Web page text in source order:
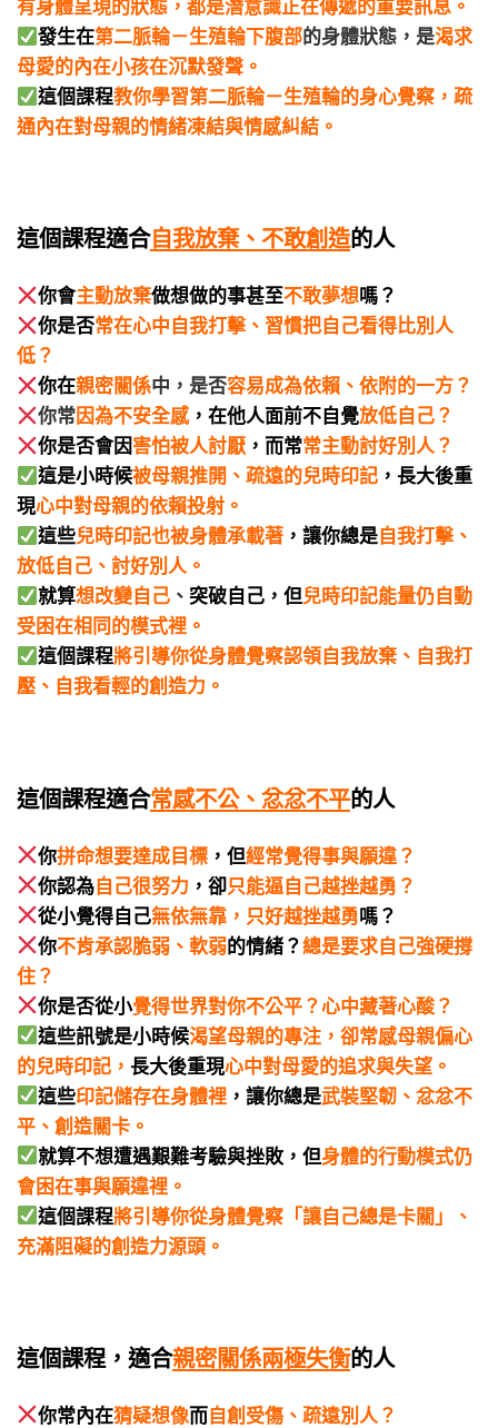
發生在第二脈輪－生殖輪下腹部的身體狀態 ，是渴求
母愛的內在小孩在沉默發聲。
這個課程教你學習第二脈輪－生殖輪的身心覺察，疏
通內在對母親的情緒凍結與情感糾結。
這個課程適合自我放棄、不敢創造的人
你會主動放棄做想做的事甚至不敢夢想嗎？
你是否常在心中自我打擊、習慣把自己看得比別人
低？
你在親密關係中，是否容易成為依賴、依附的一方？
你常因為不安全感，在他人面前不自覺放低自己？
你是否會因害怕被人討厭 ，而常常主動討好別人？
這是小時候被母親推開、疏遠的兒時印記 ，長大後重
現心中對母親的依賴投射。
這些兒時印記也被身體承載著 ，讓你總是自我打擊、
放低自己、討好別人。
就算想改變自己 、 突破自己，但兒時印記能量仍自動
受困在相同的模式裡。
這個課程將引導你從身體覺察認領自我放棄、自我打
壓、自我看輕的創造力 。
這個課程適合常感不公、忿忿不平的人
你拼命想要達成目標 ，但經常覺得事與願違？
你認為自己很努力 ，卻只能逼自己越挫越勇？
從小覺得自己無依無靠，只好越挫越勇嗎？
你不肯承認脆弱、軟弱的情緒？總是要求自己強硬撐
住？
你是否從小覺得世界對你不公平？心中藏著心酸？
這些訊號是小時候渴望母親的專注，卻常感母親偏心
的兒時印記， 長大後重現心中對母愛的追求與失望。
這些印記儲存在身體裡 ，讓你總是武裝堅韌、忿忿不
平、創造關卡。
就算不想遭遇艱難考驗與挫敗，但身體的行動模式仍
會困在事與願違裡。
這個課程將引導你從身體覺察「讓自己總是卡關」、
充滿阻礙的創造力源頭。
這個課程，適合親密關係兩極失衡的人
你常內在猜疑想像而自創受傷、疏遠別人？